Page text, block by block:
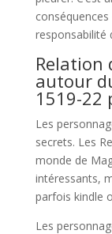
responsabilité
Relation
autour
1519-22
Les
secrets. Les
monde de
intéressants,
parfois kindle
Les